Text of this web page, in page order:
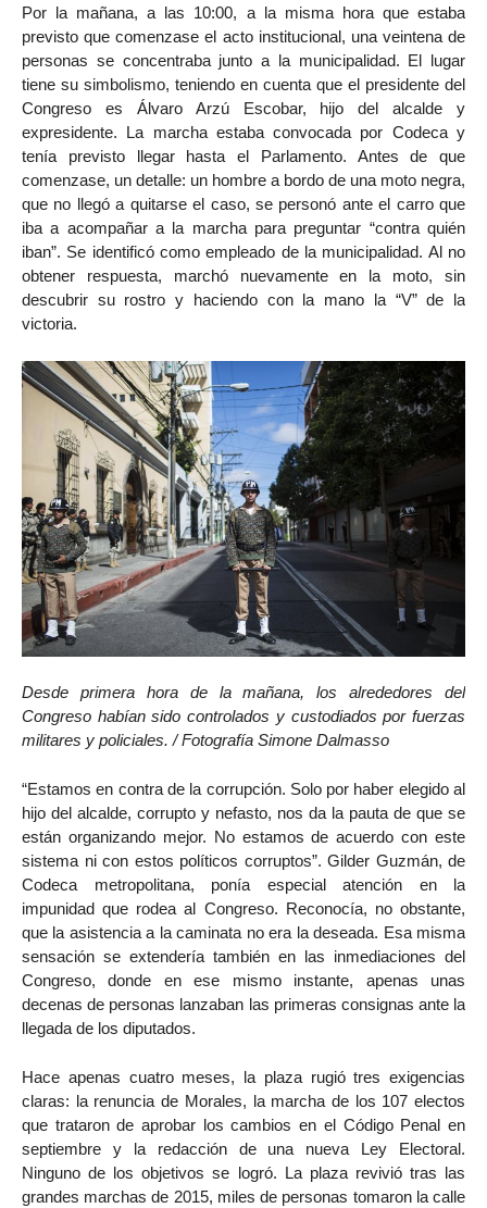
Por la mañana, a las 10:00, a la misma hora que estaba
previsto que comenzase el acto institucional, una veintena de
personas se concentraba junto a la municipalidad. El lugar
tiene su simbolismo, teniendo en cuenta que el presidente del
Congreso es Álvaro Arzú Escobar, hijo del alcalde y
expresidente. La marcha estaba convocada por Codeca y
tenía previsto llegar hasta el Parlamento. Antes de que
comenzase, un detalle: un hombre a bordo de una moto negra,
que no llegó a quitarse el caso, se personó ante el carro que
iba a acompañar a la marcha para preguntar “contra quién
iban”. Se identificó como empleado de la municipalidad. Al no
obtener respuesta, marchó nuevamente en la moto, sin
descubrir su rostro y haciendo con la mano la “V” de la
victoria.
Desde primera hora de la mañana, los alrededores del
Congreso habían sido controlados y custodiados por fuerzas
militares y policiales. / Fotografía Simone Dalmasso
“Estamos en contra de la corrupción. Solo por haber elegido al
hijo del alcalde, corrupto y nefasto, nos da la pauta de que se
están organizando mejor. No estamos de acuerdo con este
sistema ni con estos políticos corruptos”. Gilder Guzmán, de
Codeca metropolitana, ponía especial atención en la
impunidad que rodea al Congreso. Reconocía, no obstante,
que la asistencia a la caminata no era la deseada. Esa misma
sensación se extendería también en las inmediaciones del
Congreso, donde en ese mismo instante, apenas unas
decenas de personas lanzaban las primeras consignas ante la
llegada de los diputados.
Hace apenas cuatro meses, la plaza rugió tres exigencias
claras: la renuncia de Morales, la marcha de los 107 electos
que trataron de aprobar los cambios en el Código Penal en
septiembre y la redacción de una nueva Ley Electoral.
Ninguno de los objetivos se logró. La plaza revivió tras las
grandes marchas de 2015, miles de personas tomaron la calle